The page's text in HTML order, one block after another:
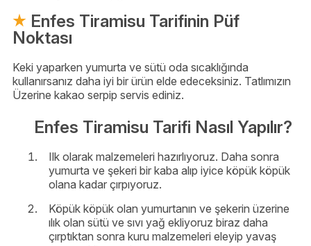
Enfes Tiramisu Tarifinin Püf
Noktası
Keki yaparken yumurta ve sütü oda sıcaklığında
kullanırsanız daha iyi bir ürün elde edeceksiniz. Tatlımızın
Üzerine kakao serpip servis ediniz.
Enfes Tiramisu Tarifi Nasıl Yapılır?
Ilk olarak malzemeleri hazırlıyoruz. Daha sonra
yumurta ve şekeri bir kaba alıp iyice köpük köpük
olana kadar çırpıyoruz.
Köpük köpük olan yumurtanın ve şekerin üzerine
ılık olan sütü ve sıvı yağ ekliyoruz biraz daha
çırptıktan sonra kuru malzemeleri eleyip yavaş